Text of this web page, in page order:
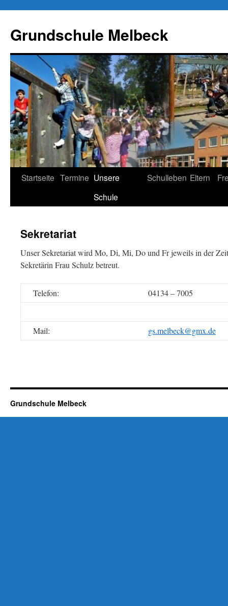
springen
Grundschule Melbeck
Startseite Termine Unsere
Schule
Schulleben Eltern
Sekretariat
Unser Sekretariat wird Mo, Di, Mi, Do und Fr jeweils in der
Sekretärin Frau Schulz betreut.
Telefon: 04134 – 7005
Mail: gs.melbeck@gmx.de
Grundschule Melbeck